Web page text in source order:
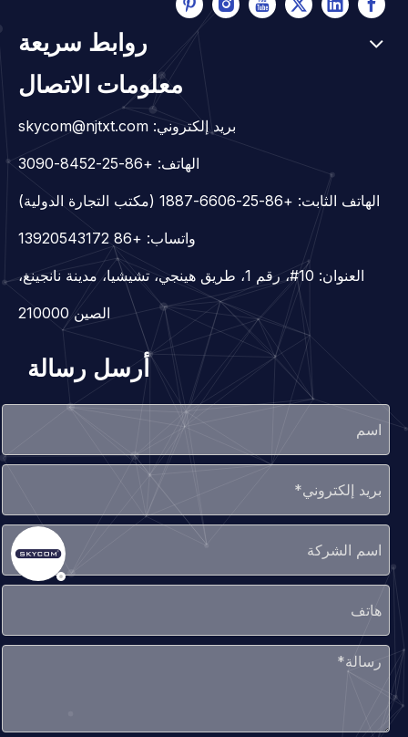
روابط سريعة
معلومات الاتصال
بريد إلكتروني: skycom@njtxt.com
الهاتف: +86-25-8452-3090
الهاتف الثابت: +86-25-6606-1887 (مكتب التجارة الدولية)
واتساب: +86 13920543172
العنوان: 10#، رقم 1، طريق هينجي، تشيشيا، مدينة نانجينغ،
الصين 210000
أرسل رسالة